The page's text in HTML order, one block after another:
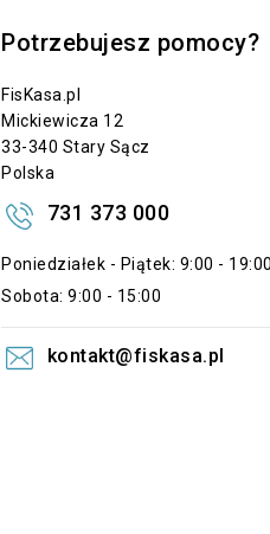
Potrzebujesz pomocy?
FisKasa.pl
Mickiewicza 12
33-340 Stary Sącz
Polska
731 373 000
Poniedziałek - Piątek: 9:00 - 19:00
Sobota: 9:00 - 15:00
kontakt@fiskasa.pl